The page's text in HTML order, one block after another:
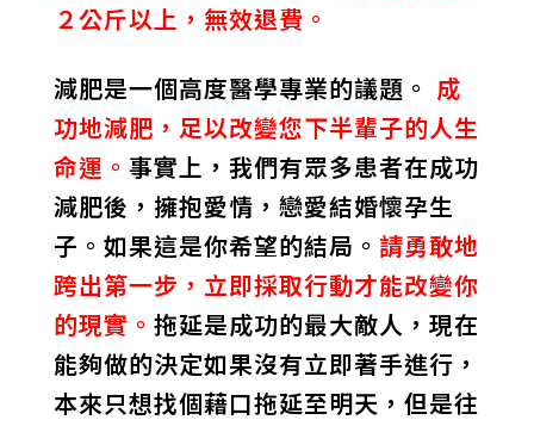
２公斤以上，無效退費。
減肥是一個高度醫學專業的議題。 成
功地減肥，足以改變您下半輩子的人生
命運。 事實上，我們有眾多患者在成功
減肥後，擁抱愛情，戀愛結婚懷孕生
子。如果這是你希望的結局。 請勇敢地
跨出第一步，立即採取行動才能改變你
的現實。 拖延是成功的最大敵人，現在
能夠做的決定如果沒有立即著手進行，
本來只想找個藉口拖延至明天，但是往